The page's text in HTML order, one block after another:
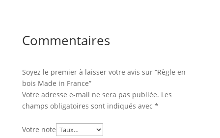
Commentaires
Soyez le premier à laisser votre avis sur “Règle en
bois Made in France”
Votre adresse e-mail ne sera pas publiée. Les
champs obligatoires sont indiqués avec *
Votre note